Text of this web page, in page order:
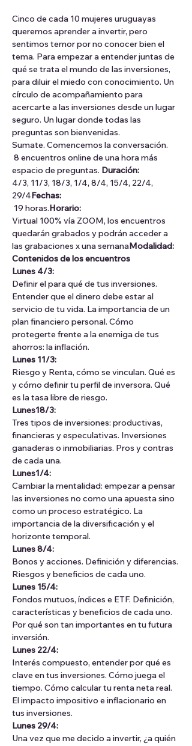
Cinco de cada 10 mujeres uruguayas
queremos aprender a invertir, pero
sentimos temor por no conocer bien el
tema. Para empezar a entender juntas de
qué se trata el mundo de las inversiones,
para diluir el miedo con conocimiento. Un
círculo de acompañamiento para
acercarte a las inversiones desde un lugar
seguro. Un lugar donde todas las
preguntas son bienvenidas.
Sumate. Comencemos la conversación.
espacio de preguntas. Duración:
4/3, 11/3, 18/3, 1/4, 8/4, 15/4, 22/4,
29/4Fechas:
19 horas.Horario:
Virtual 100% vía ZOOM, los encuentros
quedarán grabados y podrán acceder a
las grabaciones x una semanaModalidad:
Contenidos de los encuentros
Lunes 4/3:
Definir el para qué de tus inversiones.
⁠Entender que el dinero debe estar al
servicio de tu vida. La importancia de un
plan financiero personal. Cómo
protegerte frente a la enemiga de tus
ahorros: la inflación.
Lunes 11/3:
Riesgo y Renta, cómo se vinculan. Qué es
y cómo definir tu perfil de inversora. Qué
es la tasa libre de riesgo.
Lunes18/3:
Tres tipos de inversiones: productivas,
financieras y especulativas. Inversiones
ganaderas o inmobiliarias. Pros y contras
de cada una.
Lunes1/4:
Cambiar la mentalidad: empezar a pensar
las inversiones no como una apuesta sino
como un proceso estratégico. La
importancia de la diversificación y el
horizonte temporal.
Lunes 8/4:
Bonos y acciones. Definición y diferencias.
Riesgos y beneficios de cada uno.
Lunes 15/4:
Fondos mutuos, índices e ETF. Definición,
características y beneficios de cada uno.
Por qué son tan importantes en tu futura
inversión.
Lunes 22/4:
Interés compuesto, entender por qué es
clave en tus inversiones. Cómo juega el
tiempo. Cómo calcular tu renta neta real.
El impacto impositivo e inflacionario en
tus inversiones.
Lunes 29/4:
Una vez que me decido a invertir, ¿a quién